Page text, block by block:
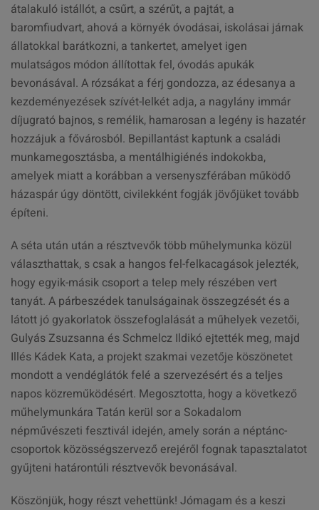
átalakuló istállót, a csűrt, a szérűt, a pajtát, a
baromfiudvart, ahová a környék óvodásai, iskolásai járnak
állatokkal barátkozni, a tankertet, amelyet igen
mulatságos módon állítottak fel, óvodás apukák
bevonásával. A rózsákat a férj gondozza, az édesanya a
kezdeményezések szívét-lelkét adja, a nagylány immár
díjugrató bajnos, s remélik, hamarosan a legény is hazatér
hozzájuk a fővárosból. Bepillantást kaptunk a családi
munkamegosztásba, a mentálhigiénés indokokba,
amelyek miatt a korábban a versenyszférában működő
házaspár úgy döntött, civilekként fogják jövőjüket tovább
építeni.
A séta után után a résztvevők több műhelymunka közül
választhattak, s csak a hangos fel-felkacagások jelezték,
hogy egyik-másik csoport a telep mely részében vert
tanyát. A párbeszédek tanulságainak összegzését és a
látott jó gyakorlatok összefoglalását a műhelyek vezetői,
Gulyás Zsuzsanna és Schmelcz Ildikó ejtették meg, majd
Illés Kádek Kata, a projekt szakmai vezetője köszönetet
mondott a vendéglátók felé a szervezésért és a teljes
napos közreműködésért. Megosztotta, hogy a következő
műhelymunkára Tatán kerül sor a Sokadalom
népművészeti fesztivál idején, amely során a néptánc-
csoportok közösségszervező erejéről fognak tapasztalatot
gyűjteni határontúli résztvevők bevonásával.
Köszönjük, hogy részt vehettünk! Jómagam és a keszi